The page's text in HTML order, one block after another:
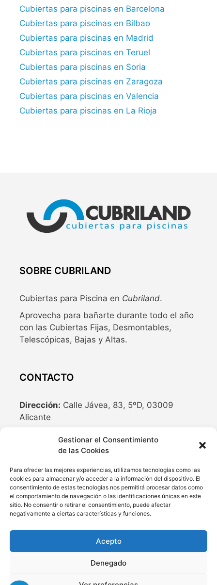
Gestionar el Consentimiento
de las Cookies
Para ofrecer las mejores experiencias, utilizamos tecnologías como las
cookies para almacenar y/o acceder a la información del dispositivo. El
consentimiento de estas tecnologías nos permitirá procesar datos como
el comportamiento de navegación o las identificaciones únicas en este
sitio. No consentir o retirar el consentimiento, puede afectar
negativamente a ciertas características y funciones.
Acepto
Denegado
Cubiertas para piscinas en Barcelona
Cubiertas para piscinas en Bilbao
Cubiertas para piscinas en Madrid
Cubiertas para piscinas en Teruel
Cubiertas para piscinas en Soria
Cubiertas para piscinas en Zaragoza
Cubiertas para piscinas en Valencia
Cubiertas para piscinas en La Rioja
SOBRE CUBRILAND
Cubiertas para Piscina en Cubriland.
Aprovecha para bañarte durante todo el año
con las Cubiertas Fijas, Desmontables,
Telescópicas, Bajas y Altas.
CONTACTO
Dirección: Calle Jávea, 83, 5ºD, 03009
Alicante
info@cubriland.com
REDES SOCIALES
© 2026 Cubiertas Para Piscinas y Cerramientos ®